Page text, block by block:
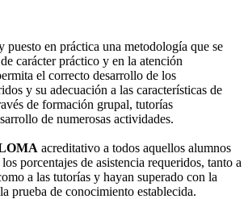
puesto en práctica una metodología que se
carácter práctico y en la atención
el correcto desarrollo de los
y su adecuación a las características de
de formación grupal, tutorías
de numerosas actividades.
acreditativo a todos aquellos alumnos
porcentajes de asistencia requeridos, tanto a
a las tutorías y hayan superado con la
la prueba de conocimiento establecida.